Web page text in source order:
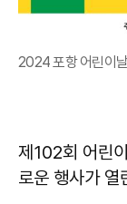
2024 포항 어린이
제102회 어린
로운 행사가 열